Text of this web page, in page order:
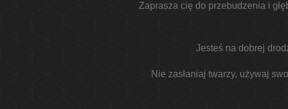
Zaprasza cię do przebudzenia i
Jesteś na dobrej
Nie zasłaniaj twarzy, używaj